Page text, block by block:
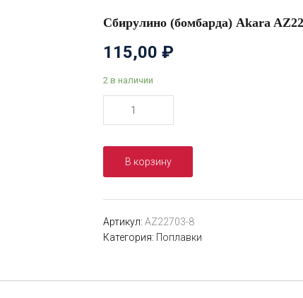
Сбирулино (бомбарда) Akara
115,00 ₽
2 в наличии
(бомбарда)
Akara
AZ22703
8
гр.
В корзину
Артикул: AZ22703-8
Категория: Поплавки